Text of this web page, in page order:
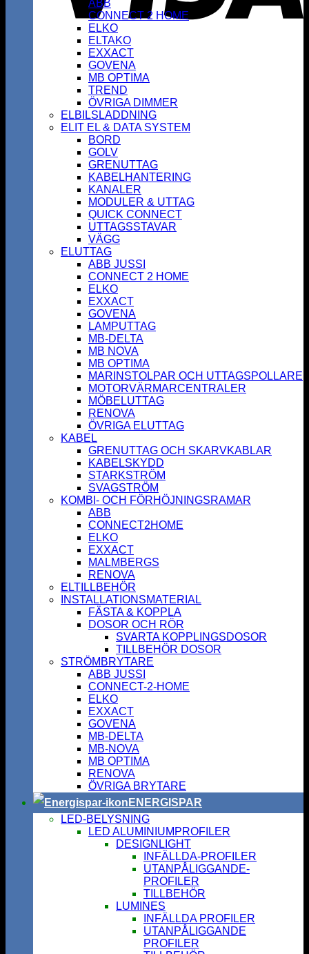
ABB
CONNECT 2 HOME
ELKO
ELTAKO
EXXACT
GOVENA
MB OPTIMA
TREND
ÖVRIGA DIMMER
ELBILSLADDNING
ELIT EL & DATA SYSTEM
BORD
GOLV
GRENUTTAG
KABELHANTERING
KANALER
MODULER & UTTAG
QUICK CONNECT
UTTAGSSTAVAR
VÄGG
ELUTTAG
ABB JUSSI
CONNECT 2 HOME
ELKO
EXXACT
GOVENA
LAMPUTTAG
MB-DELTA
MB NOVA
MB OPTIMA
MARINSTOLPAR OCH UTTAGSPOLLARE
MOTORVÄRMARCENTRALER
MÖBELUTTAG
RENOVA
ÖVRIGA ELUTTAG
KABEL
GRENUTTAG OCH SKARVKABLAR
KABELSKYDD
STARKSTRÖM
SVAGSTRÖM
KOMBI- OCH FÖRHÖJNINGSRAMAR
ABB
CONNECT2HOME
ELKO
EXXACT
MALMBERGS
RENOVA
ELTILLBEHÖR
INSTALLATIONSMATERIAL
FÄSTA & KOPPLA
DOSOR OCH RÖR
SVARTA KOPPLINGSDOSOR
TILLBEHÖR DOSOR
STRÖMBRYTARE
ABB JUSSI
CONNECT-2-HOME
ELKO
EXXACT
GOVENA
MB-DELTA
MB-NOVA
MB OPTIMA
RENOVA
ÖVRIGA BRYTARE
ENERGISPAR
LED-BELYSNING
LED ALUMINIUMPROFILER
DESIGNLIGHT
INFÄLLDA-PROFILER
UTANPÅLIGGANDE-
PROFILER
TILLBEHÖR
LUMINES
INFÄLLDA PROFILER
UTANPÅLIGGANDE
PROFILER